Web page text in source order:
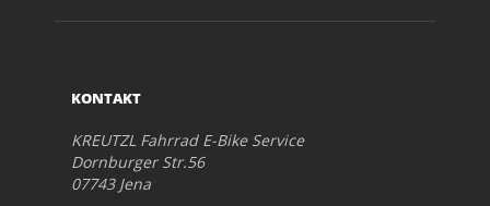
KONTAKT
KREUTZL Fahrrad E-Bike Service
Dornburger Str.56
07743 Jena